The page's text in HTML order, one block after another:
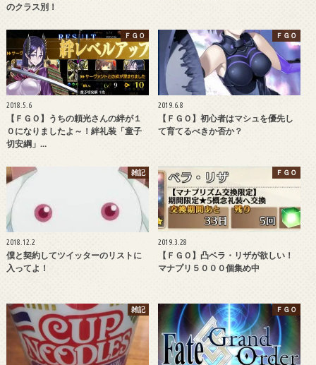
のクラス別！
ＦＧＯ
2018.5.6
【ＦＧＯ】うちの頼光さんの絆が１
０になりましたよ～！絆礼装「童子
切安綱」…
ＦＧＯ
2019.6.8
【ＦＧＯ】初心者はマシュを優先し
て育てるべきか否か？
雑記
2018.12.2
僕と契約してツイッターのリストに
入ってよ！
ＦＧＯ
2019.3.28
【ＦＧＯ】凸ベラ・リザが欲しい！
マナプリ５０００個集め中
雑記 ＦＧＯ